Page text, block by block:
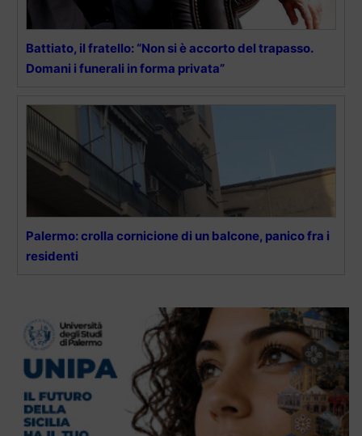
Battiato, il fratello: “Non si è accorto del trapasso.
Domani i funerali in forma privata”
Palermo: crolla cornicione di un balcone, panico fra i
residenti